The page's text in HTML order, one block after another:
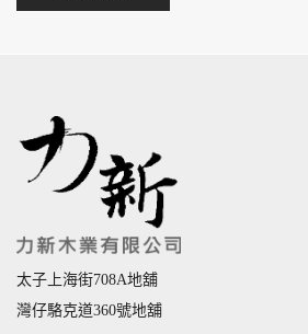
太子上海街708A地舖
灣仔駱克道360號地舖